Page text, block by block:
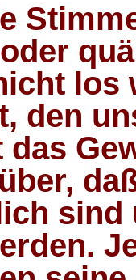
los
den
das
sind